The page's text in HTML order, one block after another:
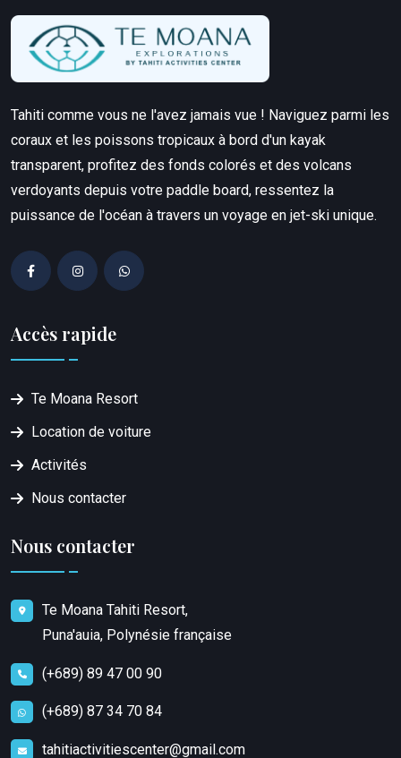
Tahiti comme vous ne l'avez jamais vue ! Naviguez parmi les
coraux et les poissons tropicaux à bord d'un kayak
transparent, profitez des fonds colorés et des volcans
verdoyants depuis votre paddle board, ressentez la
puissance de l'océan à travers un voyage en jet-ski unique.
Accès rapide
Te Moana Resort
Location de voiture
Activités
Nous contacter
Nous contacter
Te Moana Tahiti Resort,
Puna'auia, Polynésie française
(+689) 89 47 00 90
(+689) 87 34 70 84
tahitiactivitiescenter@gmail.com